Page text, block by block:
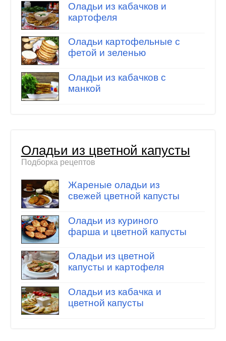
Оладьи из кабачков и
картофеля
Оладьи картофельные с
фетой и зеленью
Оладьи из кабачков с
манкой
Оладьи из цветной капусты
Подборка рецептов
Жареные оладьи из
свежей цветной капусты
Оладьи из куриного
фарша и цветной капусты
Оладьи из цветной
капусты и картофеля
Оладьи из кабачка и
цветной капусты